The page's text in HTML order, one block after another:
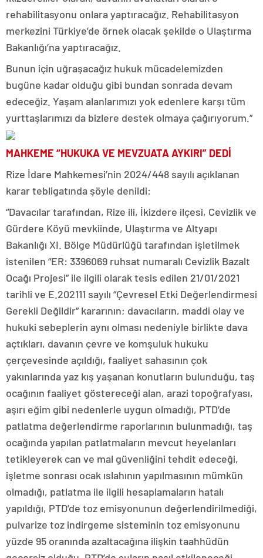
rehabilitasyonu onlara yaptıracağız. Rehabilitasyon
merkezini Türkiye’de örnek olacak şekilde o Ulaştırma
Bakanlığı’na yaptıracağız.
Bunun için uğraşacağız hukuk mücadelemizden
bugüne kadar olduğu gibi bundan sonrada devam
edeceğiz. Yaşam alanlarımızı yok edenlere karşı tüm
yurttaşlarımızı da bizlere destek olmaya çağırıyorum.”
MAHKEME “HUKUKA VE MEVZUATA AYKIRI” DEDİ
Rize İdare Mahkemesi’nin 2024/448 sayılı açıklanan
karar tebligatında şöyle denildi:
“Davacılar tarafından, Rize ili, İkizdere ilçesi, Cevizlik ve
Gürdere Köyü mevkiinde, Ulaştırma ve Altyapı
Bakanlığı XI. Bölge Müdürlüğü tarafından işletilmek
istenilen “ER: 3396069 ruhsat numaralı Cevizlik Bazalt
Ocağı Projesi” ile ilgili olarak tesis edilen 21/01/2021
tarihli ve E.202111 sayılı “Çevresel Etki Değerlendirmesi
Gerekli Değildir” kararının; davacıların, maddi olay ve
hukuki sebeplerin aynı olması nedeniyle birlikte dava
açtıkları, davanın çevre ve komşuluk hukuku
çerçevesinde açıldığı, faaliyet sahasının çok
yakınlarında yaz kış yaşanan konutların bulunduğu, taş
ocağının faaliyet göstereceği alan, arazi topoğrafyası,
aşırı eğim gibi nedenlerle uygun olmadığı, PTD’de
patlatma değerlendirme raporlarının bulunmadığı, taş
ocağında yapılan patlatmaların mevcut heyelanları
tetikleyerek can ve mal güvenliğini tehdit edeceği,
işletme sonrası ocak ıslahının yapılmasının mümkün
olmadığı, patlatma ile ilgili hesaplamaların hatalı
yapıldığı, PTD’de toz emisyonunun değerlendirilmediği,
pulvarize toz indirgeme sisteminin toz emisyonunu
yüzde 95 oranında azaltacağına ilişkin taahhüdün